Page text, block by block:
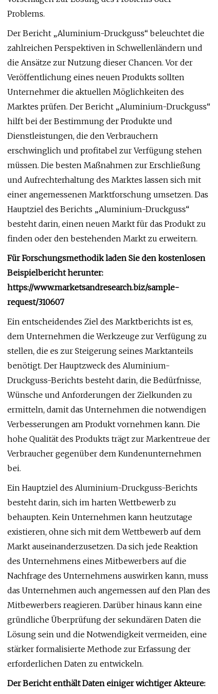
Problems.
Der Bericht „Aluminium-Druckguss“ beleuchtet die
zahlreichen Perspektiven in Schwellenländern und
die Ansätze zur Nutzung dieser Chancen. Vor der
Veröffentlichung eines neuen Produkts sollten
Unternehmer die aktuellen Möglichkeiten des
Marktes prüfen. Der Bericht „Aluminium-Druckguss“
hilft bei der Bestimmung der Produkte und
Dienstleistungen, die den Verbrauchern
erschwinglich und profitabel zur Verfügung stehen
müssen. Die besten Maßnahmen zur Erschließung
und Aufrechterhaltung des Marktes lassen sich mit
einer angemessenen Marktforschung umsetzen. Das
Hauptziel des Berichts „Aluminium-Druckguss“
besteht darin, einen neuen Markt für das Produkt zu
finden oder den bestehenden Markt zu erweitern.
Für Forschungsmethodik laden Sie den kostenlosen
Beispielbericht herunter:
https://www.marketsandresearch.biz/sample-
request/310607
Ein entscheidendes Ziel des Marktberichts ist es,
dem Unternehmen die Werkzeuge zur Verfügung zu
stellen, die es zur Steigerung seines Marktanteils
benötigt. Der Hauptzweck des Aluminium-
Druckguss-Berichts besteht darin, die Bedürfnisse,
Wünsche und Anforderungen der Zielkunden zu
ermitteln, damit das Unternehmen die notwendigen
Verbesserungen am Produkt vornehmen kann. Die
hohe Qualität des Produkts trägt zur Markentreue der
Verbraucher gegenüber dem Kundenunternehmen
bei.
Ein Hauptziel des Aluminium-Druckguss-Berichts
besteht darin, sich im harten Wettbewerb zu
behaupten. Kein Unternehmen kann heutzutage
existieren, ohne sich mit dem Wettbewerb auf dem
Markt auseinanderzusetzen. Da sich jede Reaktion
des Unternehmens eines Mitbewerbers auf die
Nachfrage des Unternehmens auswirken kann, muss
das Unternehmen auch angemessen auf den Plan des
Mitbewerbers reagieren. Darüber hinaus kann eine
gründliche Überprüfung der sekundären Daten die
Lösung sein und die Notwendigkeit vermeiden, eine
stärker formalisierte Methode zur Erfassung der
erforderlichen Daten zu entwickeln.
Der Bericht enthält Daten einiger wichtiger Akteure: